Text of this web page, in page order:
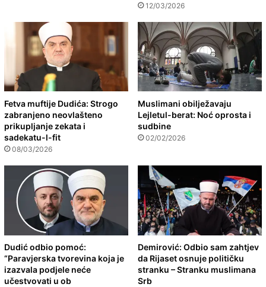
12/03/2026
Fetva muftije Dudića: Strogo
zabranjeno neovlašteno
prikupljanje zekata i
sadekatu-l-fit
08/03/2026
Muslimani obilježavaju
Lejletul-berat: Noć oprosta i
sudbine
02/02/2026
Dudić odbio pomoć:
“Paravjerska tvorevina koja je
izazvala podjele neće
učestvovati u ob
Demirović: Odbio sam zahtjev
da Rijaset osnuje političku
stranku – Stranku muslimana
Srb